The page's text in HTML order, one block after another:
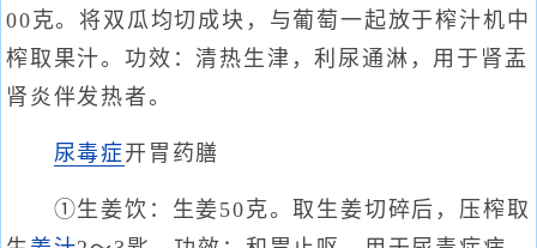
00克。将双瓜均切成块，与葡萄一起放于榨汁机中
榨取果汁。功效：清热生津，利尿通淋，用于肾盂
肾炎伴发热者。
尿毒症 开胃药膳
①生姜饮：生姜50克。取生姜切碎后，压榨取